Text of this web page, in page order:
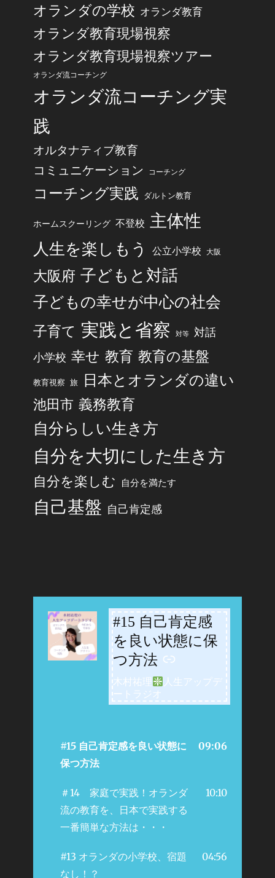
オランダの学校 オランダ教育
オランダ教育現場視察
オランダ教育現場視察ツアー
オランダ流コーチング
オランダ流コーチング実
践
オルタナティブ教育
コミュニケーション コーチング
コーチング実践 ダルトン教育
ホームスクーリング 不登校 主体性
人生を楽しもう 公立小学校 大阪
大阪府 子どもと対話
子どもの幸せが中心の社会
子育て 実践と省察 対等 対話
小学校 幸せ 教育 教育の基盤
教育視察 旅 日本とオランダの違い
池田市 義務教育
自分らしい生き方
自分を大切にした生き方
自分を楽しむ 自分を満たす
自己基盤 自己肯定感
#15 自己肯定感
を良い状態に保
つ方法
-
木村祐理
人生アップデ
ートラジオ
#15 自己肯定感を良い状態に
保つ方法
09:06
＃14 家庭で実践！オランダ
流の教育を、日本で実践する
一番簡単な方法は・・・
10:10
#13 オランダの小学校、宿題
なし！？
04:56